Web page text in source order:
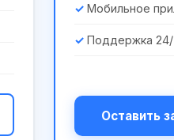
Мобильное
Поддержка
Оставить